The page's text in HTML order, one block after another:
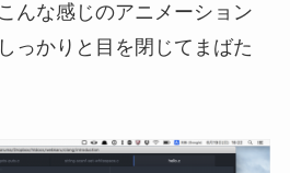
んな感じのアニメーション
っかりと目を閉じてまばた